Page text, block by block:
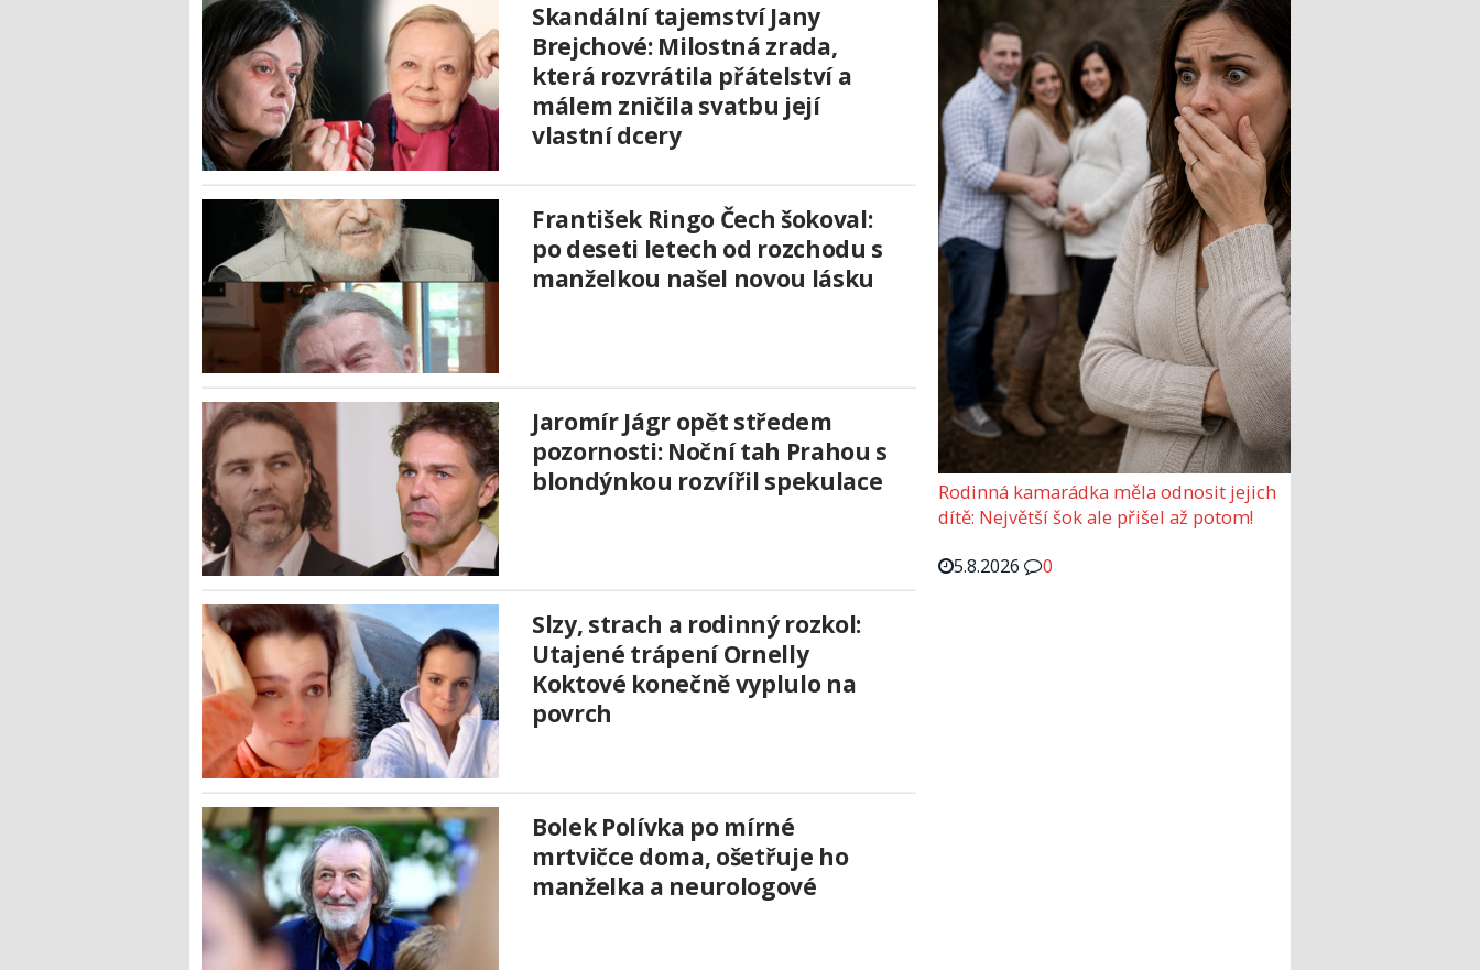
Skandální tajemství Jany
Brejchové: Milostná zrada,
která rozvrátila přátelství a
málem zničila svatbu její
vlastní dcery
František Ringo Čech šokoval:
po deseti letech od rozchodu s
manželkou našel novou lásku
Jaromír Jágr opět středem
pozornosti: Noční tah Prahou s
blondýnkou rozvířil spekulace
Slzy, strach a rodinný rozkol:
Utajené trápení Ornelly
Koktové konečně vyplulo na
povrch
Bolek Polívka po mírné
mrtvičce doma, ošetřuje ho
manželka a neurologové
Rodinná kamarádka měla odnosit jejich
dítě: Největší šok ale přišel až potom!
5.8.2026
0